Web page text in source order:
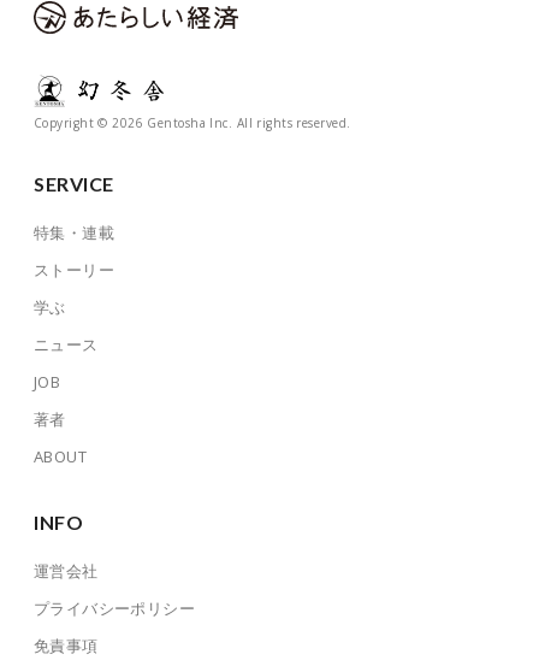
Copyright © 2026 Gentosha Inc. All rights reserved.
SERVICE
特集・連載
ストーリー
学ぶ
ニュース
JOB
著者
ABOUT
INFO
運営会社
プライバシーポリシー
免責事項